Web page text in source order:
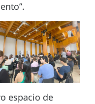
espacio de